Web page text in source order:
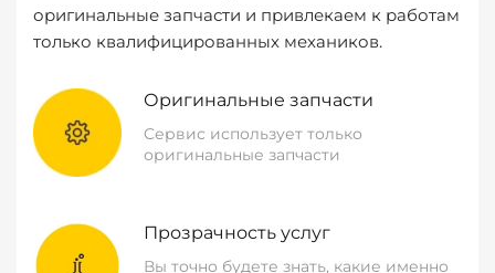
оригинальные запчасти и привлекаем к работам
только квалифицированных механиков.
Оригинальные запчасти
Сервис использует только
оригинальные запчасти
Прозрачность услуг
Вы точно будете знать, какие именно